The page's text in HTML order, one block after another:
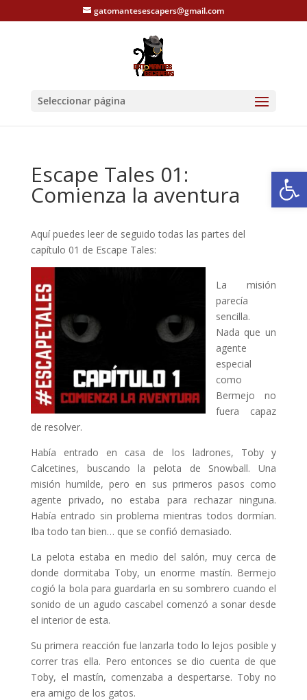
gatomantesescapers@gmail.com
Seleccionar página
Escape Tales 01:
Comienza la aventura
Aquí puedes leer de seguido todas las partes del
capítulo 01 de Escape Tales:
La misión
parecía
sencilla.
Nada que un
agente
especial
como
Bermejo no
fuera capaz
de resolver.
Había entrado en casa de los ladrones, Toby y
Calcetines, buscando la pelota de Snowball. Una
misión humilde, pero en sus primeros pasos como
agente privado, no estaba para rechazar ninguna.
Había entrado sin problema mientras todos dormían.
Iba todo tan bien… que se confió demasiado.
La pelota estaba en medio del salón, muy cerca de
donde dormitaba Toby, un enorme mastín. Bermejo
cogió la bola para guardarla en su sombrero cuando el
sonido de un agudo cascabel comenzó a sonar desde
el interior de esta.
Su primera reacción fue lanzarla todo lo lejos posible y
correr tras ella. Pero entonces se dio cuenta de que
Toby, el mastín, comenzaba a despertarse. Toby no
era amigo de los gatos.